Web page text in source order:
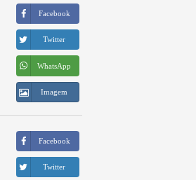
Facebook
Twitter
WhatsApp
Imagem
Facebook
Twitter